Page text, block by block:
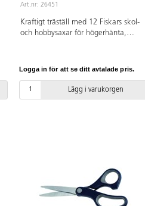
Art.nr: 26451
Kraftigt träställ med 12 Fiskars skol-
och hobbysaxar för högerhänta,
Logga in för att se ditt avtalade pris.
Lägg i varukorgen